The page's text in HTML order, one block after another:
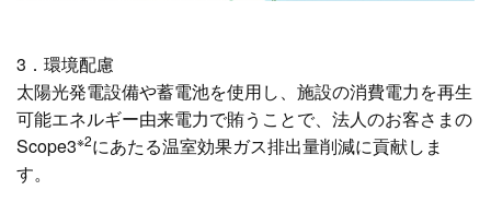
3．環境配慮
太陽光発電設備や蓄電池を使用し、施設の消費電力を再生
可能エネルギー由来電力で賄うことで、法人のお客さまの
Scope3※2にあたる温室効果ガス排出量削減に貢献しま
す。